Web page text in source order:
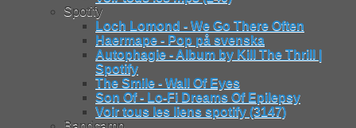
Spotify
Loch Lomond - We Go There Often
Haermape - Pop på svenska
Autophagie - Album by Kill The Thrill |
Spotify
The Smile - Wall Of Eyes
Son Of - Lo-Fi Dreams Of Epilepsy
Voir tous les liens spotify (3147)